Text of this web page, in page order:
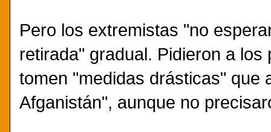
Pero los extremistas "no
retirada" gradual. Pidieron a
tomen "medidas drásticas" que
Afganistán", aunque no